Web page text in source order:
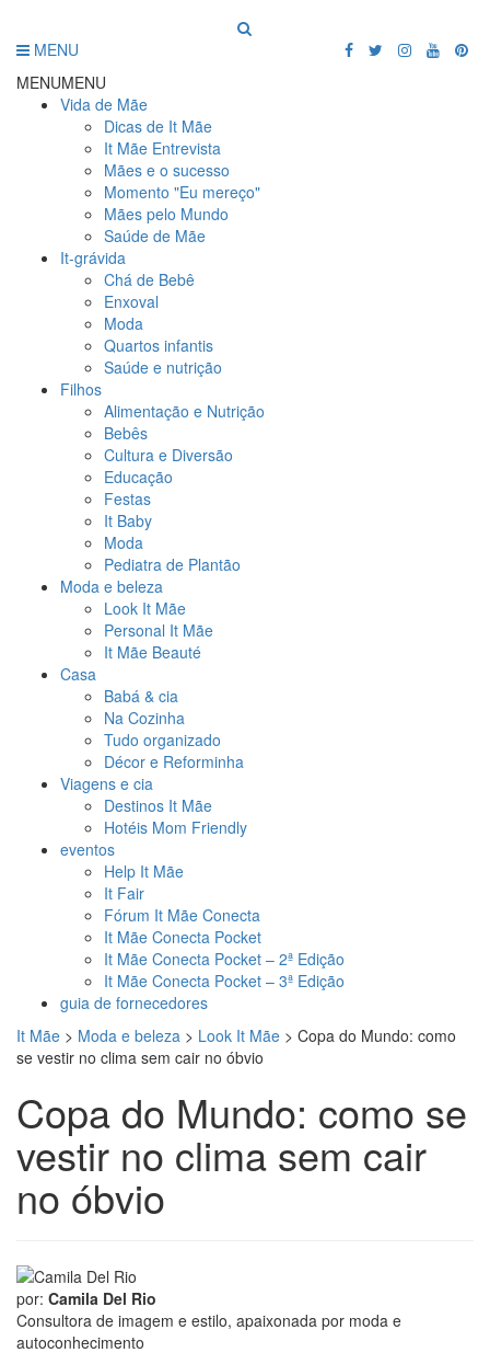
MENU
MENUMENU
Vida de Mãe
Dicas de It Mãe
It Mãe Entrevista
Mães e o sucesso
Momento "Eu mereço"
Mães pelo Mundo
Saúde de Mãe
It-grávida
Chá de Bebê
Enxoval
Moda
Quartos infantis
Saúde e nutrição
Filhos
Alimentação e Nutrição
Bebês
Cultura e Diversão
Educação
Festas
It Baby
Moda
Pediatra de Plantão
Moda e beleza
Look It Mãe
Personal It Mãe
It Mãe Beauté
Casa
Babá & cia
Na Cozinha
Tudo organizado
Décor e Reforminha
Viagens e cia
Destinos It Mãe
Hotéis Mom Friendly
eventos
Help It Mãe
It Fair
Fórum It Mãe Conecta
It Mãe Conecta Pocket
It Mãe Conecta Pocket – 2ª Edição
It Mãe Conecta Pocket – 3ª Edição
guia de fornecedores
It Mãe > Moda e beleza > Look It Mãe > Copa do Mundo: como
se vestir no clima sem cair no óbvio
Copa do Mundo: como se
vestir no clima sem cair
no óbvio
por: Camila Del Rio
Consultora de imagem e estilo, apaixonada por moda e
autoconhecimento